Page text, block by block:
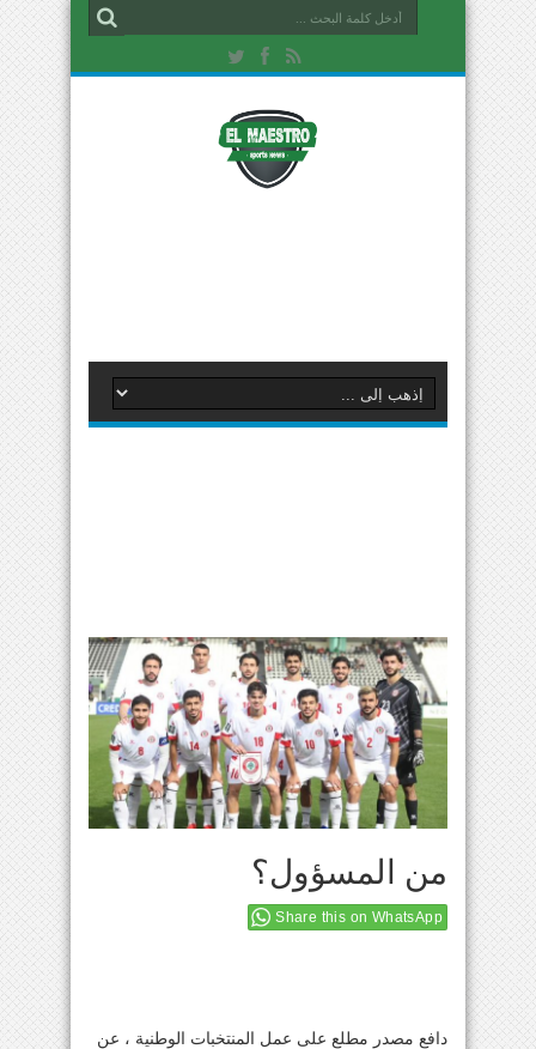
من المسؤول؟
Share this on WhatsApp
دافع مصدر مطلع على عمل المنتخبات الوطنية ، عن